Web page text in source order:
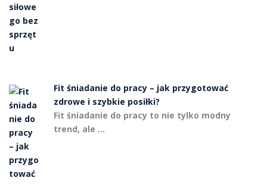
Fit śniadanie do pracy – jak przygotować
zdrowe i szybkie posiłki?
Fit śniadanie do pracy to nie tylko modny
trend, ale …